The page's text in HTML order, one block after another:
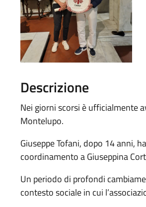
Descrizione
Nei giorni scorsi è ufficialmente
Montelupo.
Giuseppe Tofani, dopo 14 anni,
coordinamento a Giuseppina
Un periodo di profondi
contesto sociale in cui